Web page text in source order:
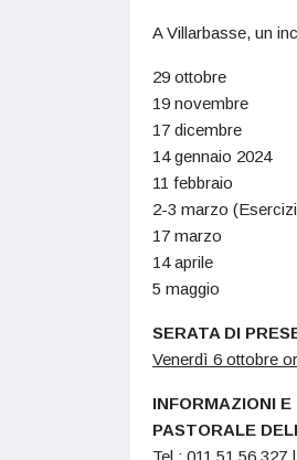
A Villarbasse, un
29 ottobre
19 novembre
17 dicembre
14 gennaio 2024
11 febbraio
2-3 marzo
17 marzo
14 aprile
5 maggio
SERATA DI
Venerdì 6 ottobre
INFORMAZIONI E
PASTORALE